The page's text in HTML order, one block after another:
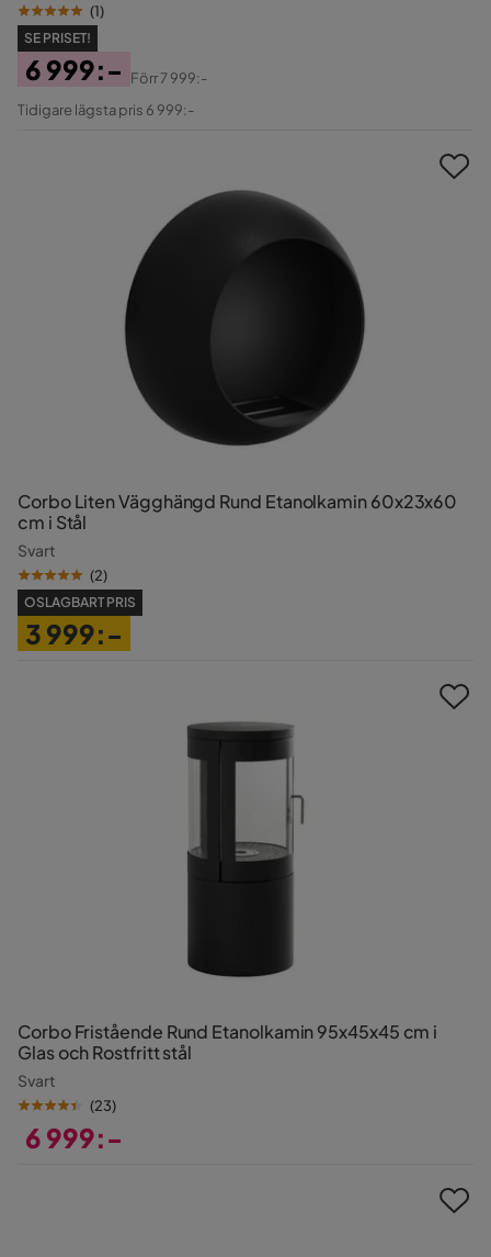
(1)
SE PRISET!
Pris
6 999:-
Original
Förr7 999:-
Tidigare lägsta pris 6 999:-
Corbo Liten Vägghängd Rund Etanolkamin 60x23x60
cm i Stål
Svart
(2)
OSLAGBART PRIS
3 999:-
Corbo Fristående Rund Etanolkamin 95x45x45 cm i
Glas och Rostfritt stål
Svart
(23)
6 999:-